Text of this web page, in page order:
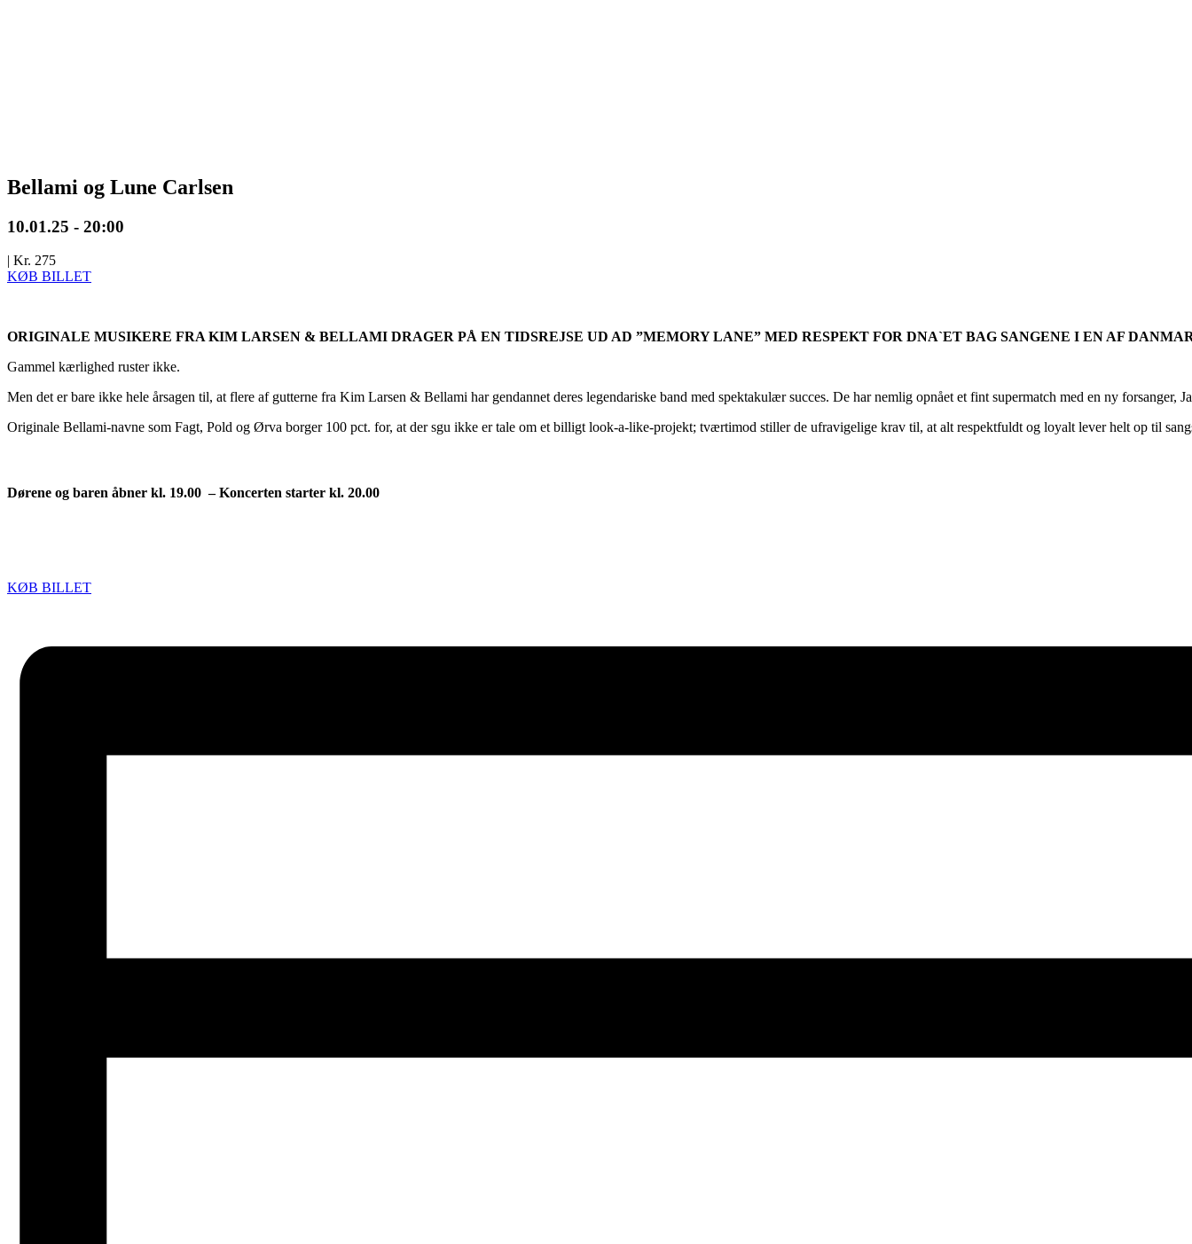
Bellami og Lune Carlsen
10.01.25 - 20:00
| Kr. 275
KØB BILLET
ORIGINALE MUSIKERE FRA KIM LARSEN & BELLAMI DRAGER PÅ EN TIDSREJSE UD AD ”MEMORY LANE” MED RESPEKT FOR DNA`ET BAG SANGENE I EN AF
Gammel kærlighed ruster ikke.
Men det er bare ikke hele årsagen til, at flere af gutterne fra Kim Larsen & Bellami har gendannet deres legendariske band med spektakulær succes. De har nemlig opnået et fint supermatch med en ny
Originale Bellami-navne som Fagt, Pold og Ørva borger 100 pct. for, at der sgu ikke er tale om et billigt look-a-like-projekt; tværtimod stiller de ufravigelige krav til, at alt respektfuldt og loyalt lever helt op til
Dørene og baren åbner kl. 19.00 – Koncerten starter kl. 20.00
KØB BILLET